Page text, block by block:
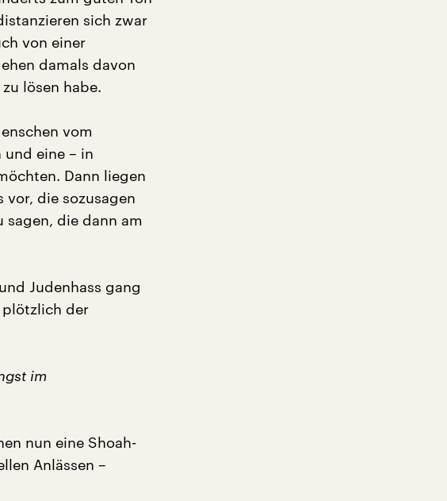
sich zwar
von einer
damals davon
lösen habe.
vom
eine – in
Dann liegen
die sozusagen
sagen, die dann am
Judenhass gang
der
im
nun eine Shoah-
Anlässen –